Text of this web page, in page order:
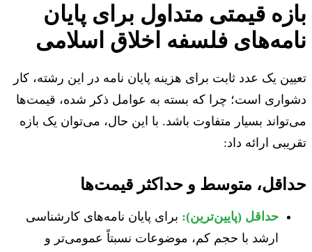
بازه قیمتی متداول برای پایان
نامه‌های فلسفه اخلاق اسلامی
تعیین یک عدد ثابت برای هزینه پایان نامه در این رشته، کار
دشواری است؛ چرا که بسته به عوامل ذکر شده، قیمت‌ها
می‌تواند بسیار متفاوت باشد. با این حال، می‌توان یک بازه
تقریبی ارائه داد:
حداقل، متوسط و حداکثر قیمت‌ها
حداقل (پایین‌ترین): برای پایان نامه‌های کارشناسی
ارشد با حجم کم، موضوعات نسبتاً عمومی‌تر و